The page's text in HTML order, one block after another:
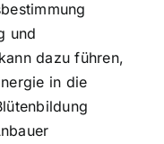
und
dazu führen,
in die